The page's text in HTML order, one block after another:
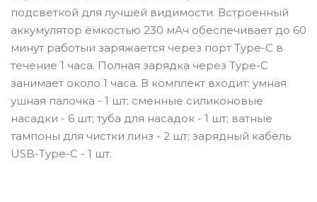
подсветкой для лучшей видимости. Встроенный
аккумулятор ёмкостью 230 мАч обеспечивает до 60
минут работыи заряжается через порт Type-C в
течение 1 часа. Полная зарядка через Type-C
занимает около 1 часа. В комплект входит: умная
ушная палочка - 1 шт; сменные силиконовые
насадки - 6 шт; туба для насадок - 1 шт; ватные
тампоны для чистки линз - 2 шт; зарядный кабель
USB-Type-C - 1 шт.